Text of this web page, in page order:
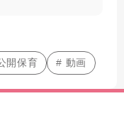
開保育 # 動画